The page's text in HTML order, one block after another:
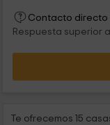
Contacto directo
Respuesta superior
Te ofrecemos 15